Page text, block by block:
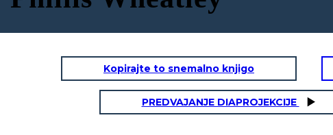
Kopirajte to snemalno knjigo
PREDVAJANJE DIAPROJEKCIJE